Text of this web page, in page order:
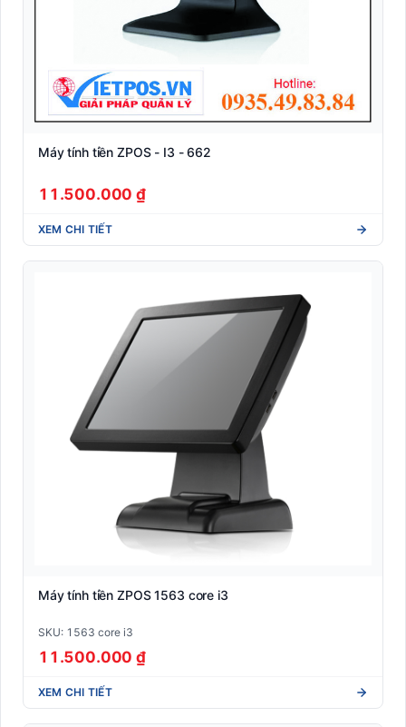
Máy tính tiền ZPOS - I3 - 662
11.500.000 ₫
XEM CHI TIẾT
Máy tính tiền ZPOS 1563 core i3
SKU: 1563 core i3
11.500.000 ₫
XEM CHI TIẾT